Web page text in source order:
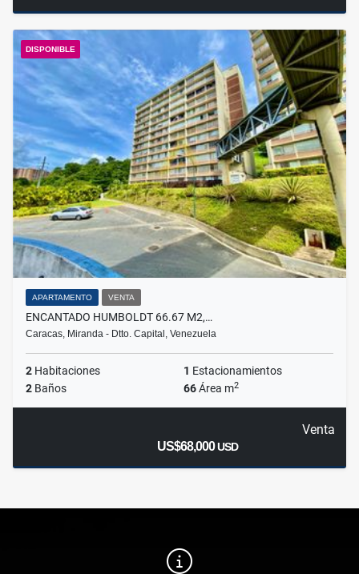
DISPONIBLE
APARTAMENTO VENTA
ENCANTADO HUMBOLDT 66.67 M2,…
Caracas, Miranda - Dtto. Capital, Venezuela
2 Habitaciones 1 Estacionamientos
2 Baños 66Área m2
Venta
US$68,000USD